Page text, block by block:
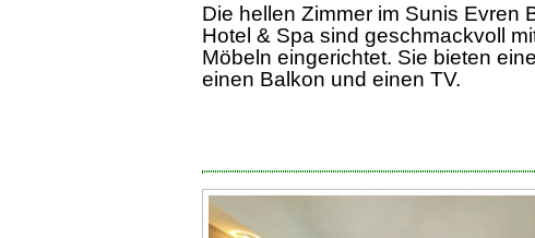
Die hellen Zimmer im Sunis Evren
Hotel & Spa sind geschmackvoll
Möbeln eingerichtet. Sie bieten
einen Balkon und einen TV.